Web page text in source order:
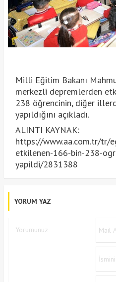
Milli Eğitim Bakanı
merkezli depremlerden
238 öğrencinin, diğer
yapıldığını açıkladı.
ALINTI KAYNAK:
https://www.aa.com.tr/tr/
etkilenen-166-bin-238-
yapildi/2831388
YORUM YAZ